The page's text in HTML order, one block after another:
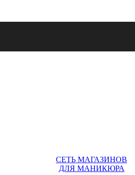
СЕТЬ МАГАЗИНОВ
ДЛЯ МАНИКЮРА